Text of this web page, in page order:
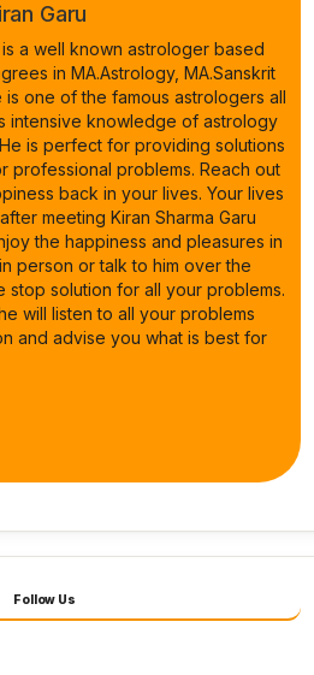
Garu
a well known astrologer based
in MA.Astrology, MA.Sanskrit
is one of the famous astrologers all
intensive knowledge of astrology
is perfect for providing solutions
professional problems. Reach out
back in your lives. Your lives
meeting Kiran Sharma Garu
the happiness and pleasures in
person or talk to him over the
stop solution for all your problems.
will listen to all your problems
and advise you what is best for
Follow Us